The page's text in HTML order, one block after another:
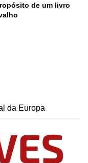
de um livro
da Europa